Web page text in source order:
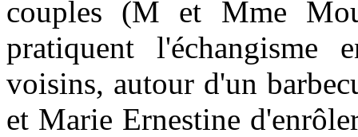
couples (M et Mme
pratiquent l'échangisme
voisins, autour d'un
et Marie Ernestine